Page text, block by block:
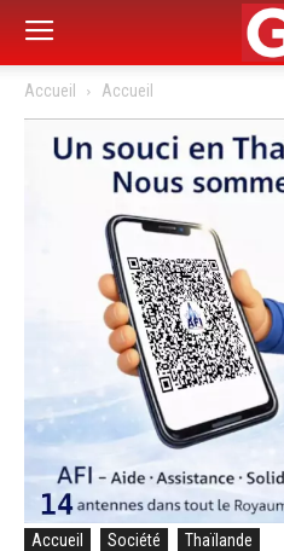
Accueil Accueil
Accueil Société Thaïlande